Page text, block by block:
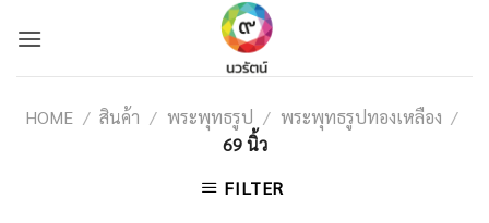
HOME / สินค้า / พระพุทธรูป / พระพุทธรูปทองเหลือง /
69 นิ้ว
FILTER